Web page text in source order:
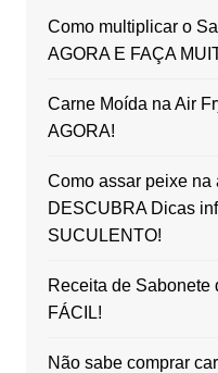
Como multiplicar o
AGORA E FAÇA
Carne Moída na Air
AGORA!
Como assar peixe na
DESCUBRA Dicas
SUCULENTO!
Receita de Sabonete
FÁCIL!
Não sabe comprar